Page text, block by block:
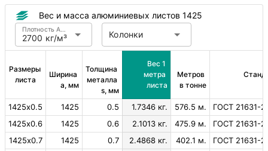
Вес и масса алюминиевых листов 1425
2700 кг/м³
Плотность Алюминий Колонки
Размеры
листа
Ширина
a, мм
Толщина
металла
s, мм
Вес 1
метра
листа
Метров
в тонне
1425х0.5 1425 0.5 1.7346 кг. 576.5 м.
ГОСТ 21631-
1425х0.6
1425 0.6 2.1013 кг. 475.9 м.
ГОСТ 21631-
1425х0.7
1425 0.7 2.4868 кг. 402.1 м.
ГОСТ 21631-